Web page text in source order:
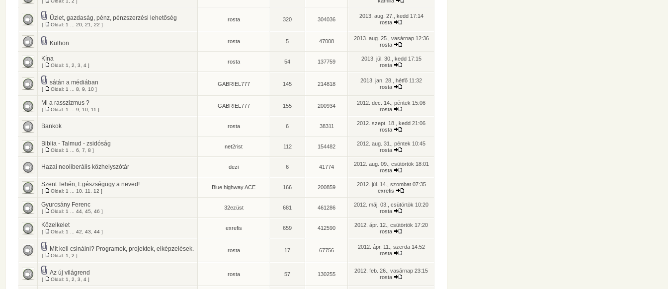
Üzlet, gazdaság, pénz, pénzszerzési lehetőség
[ Oldal: 1 20 21 22 ]
rosta 320 304036
2013. aug. 27., kedd 17:14
rosta
Külhon rosta 5 47008
2013. aug. 25., vasárnap 12:36
rosta
Kína
[ Oldal: 1 2 3 4 ]
rosta 54 137759
2013. júl. 30., kedd 17:15
rosta
sátán a médiában
[ Oldal: 1 8 9 10 ]
GABRIEL777 145 214818
2013. jan. 28., hétfő 11:32
rosta
Mi a rasszizmus ?
[ Oldal: 1 9 10 11 ]
GABRIEL777 155 200934
2012. dec. 14., péntek 15:06
rosta
Bankok rosta 6 38311
2012. szept. 18., kedd 21:06
rosta
Biblia - Talmud - zsidóság
[ Oldal: 1 6 7 8 ]
net2rist 112 154482
2012. aug. 31., péntek 10:45
rosta
Hazai neoliberális közhelyszótár dezi 6 41774
2012. aug. 09., csütörtök 18:01
rosta
Szent Tehén, Egészségügy a neved!
[ Oldal: 1 10 11 12 ]
Blue highway ACE 166 200859
2012. júl. 14., szombat 07:35
exrefis
Gyurcsány Ferenc
[ Oldal: 1 44 45 46 ]
32ezüst 681 461286
2012. máj. 03., csütörtök 10:20
rosta
Közelkelet
[ Oldal: 1 42 43 44 ]
exrefis 659 412590
2012. ápr. 12., csütörtök 17:20
rosta
Mit kell csinálni? Programok, projektek, elképzelések.
[ Oldal: 1 2 ]
rosta 17 67756
2012. ápr. 11., szerda 14:52
rosta
Az új világrend
[ Oldal: 1 2 3 4 ]
rosta 57 130255
2012. feb. 26., vasárnap 23:15
rosta